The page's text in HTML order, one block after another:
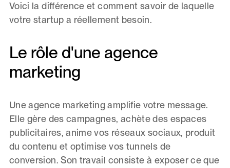
Voici la différence et comment savoir de laquelle
votre startup a réellement besoin.
Le rôle d'une agence
marketing
Une agence marketing amplifie votre message.
Elle gère des campagnes, achète des espaces
publicitaires, anime vos réseaux sociaux, produit
du contenu et optimise vos tunnels de
conversion. Son travail consiste à exposer ce que